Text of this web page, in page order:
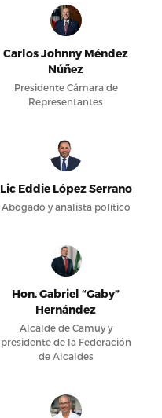
Carlos Johnny Méndez
Núñez
Presidente Cámara de
Representantes
Lic Eddie López Serrano
Abogado y analista político
Hon. Gabriel “Gaby”
Hernández
Alcalde de Camuy y
presidente de la Federación
de Alcaldes